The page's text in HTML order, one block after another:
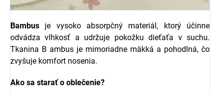
Bambus je vysoko absorpčný materiál, ktorý účinne
odvádza vlhkosť a udržuje pokožku dieťaťa v suchu.
Tkanina B ambus je mimoriadne mäkká a pohodlná, čo
zvyšuje komfort nosenia.
Ako sa starať o oblečenie?